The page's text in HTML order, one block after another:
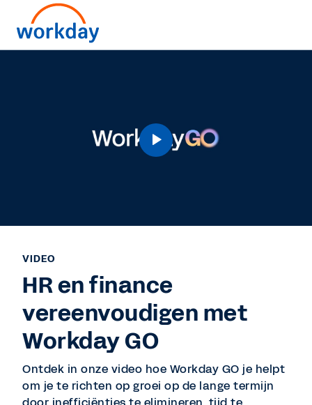
VIDEO
HR en finance
vereenvoudigen met
Workday GO
Ontdek in onze video hoe Workday GO je helpt
om je te richten op groei op de lange termijn